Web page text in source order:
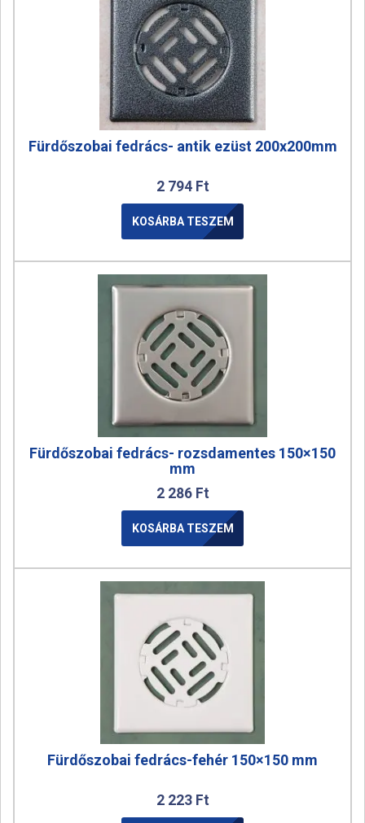
Fürdőszobai fedrács- antik ezüst 200x200mm
2 794 Ft
KOSÁRBA TESZEM
Fürdőszobai fedrács- rozsdamentes 150×150
mm
2 286 Ft
KOSÁRBA TESZEM
Fürdőszobai fedrács-fehér 150×150 mm
2 223 Ft